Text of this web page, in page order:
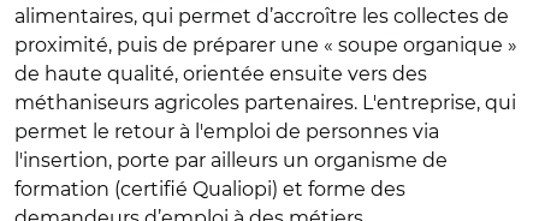
alimentaires, qui permet d’accroître les collectes de
proximité, puis de préparer une « soupe organique »
de haute qualité, orientée ensuite vers des
méthaniseurs agricoles partenaires. L'entreprise, qui
permet le retour à l'emploi de personnes via
l'insertion, porte par ailleurs un organisme de
formation (certifié Qualiopi) et forme des